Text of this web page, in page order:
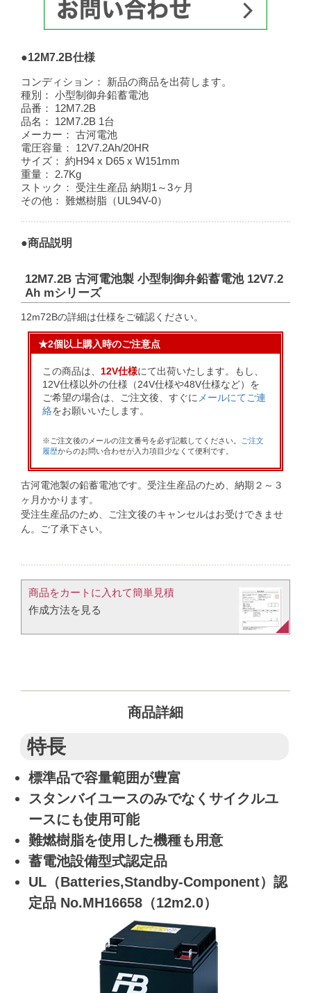
●12M7.2B仕様
コンディション：
新品の商品を出荷します。
種別：
小型制御弁鉛蓄電池
品番：
12M7.2B
品名：
12M7.2B 1台
メーカー：
古河電池
電圧容量：
12V7.2Ah/20HR
サイズ：
約H94 x D65 x W151mm
重量：
2.7Kg
ストック：
受注生産品 納期1～3ヶ月
その他：
難燃樹脂（UL94V-0）
●商品説明
12M7.2B 古河電池製 小型制御弁鉛蓄電池 12V7.2
Ah mシリーズ
12m72Bの詳細は仕様をご確認ください。
★2個以上購入時のご注意点
この商品は、 12V仕様にて出荷いたします。もし、
12V仕様以外の仕様（24V仕様や48V仕様など）を
ご希望の場合は、ご注文後、すぐに メールにてご連
絡をお願いいたします。
※ご注文後のメールの注文番号を必ず記載してください。
ご注文
履歴からのお問い合わせが入力項目少なくて便利です。
古河電池製の鉛蓄電池です。受注生産品のため、納期２～３
ヶ月かかります。
受注生産品のため、ご注文後のキャンセルはお受けできませ
ん。ご了承下さい。
商品をカートに入れて簡単見積​
作成方法を見る​​
商品詳細
特長
標準品で容量範囲が豊富
スタンバイユースのみでなくサイクルユ
ースにも使用可能
難燃樹脂を使用した機種も用意
蓄電池設備型式認定品
UL（Batteries,Standby-Component）認
定品 No.MH16658（12m2.0）